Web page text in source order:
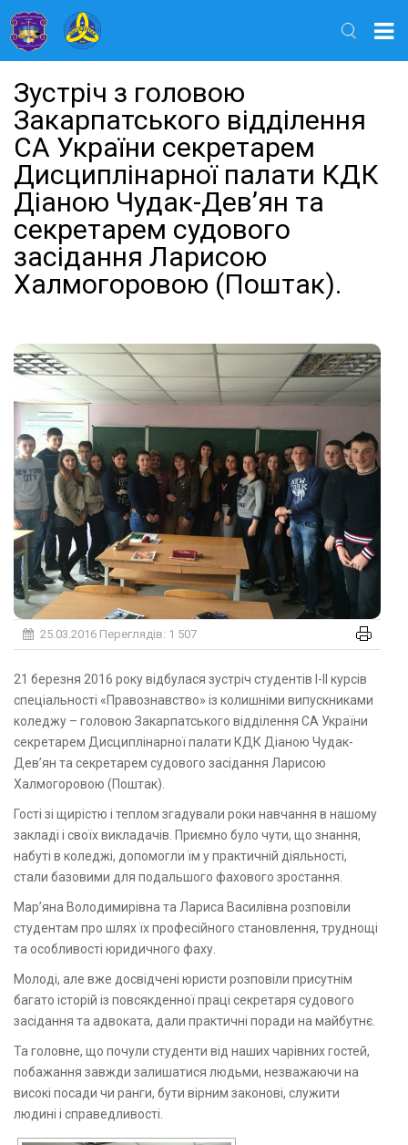
Зустріч з головою
Закарпатського відділення
СА України секретарем
Дисциплінарної палати КДК
Діаною Чудак-Дев’ян та
секретарем судового
засідання Ларисою
Халмогоровою (Поштак).
25.03.2016 Переглядів: 1 507
21 березня 2016 року відбулася зустріч студентів І-ІІ курсів
спеціальності «Правознавство» із колишніми випускниками
коледжу – головою Закарпатського відділення СА України
секретарем Дисциплінарної палати КДК Діаною Чудак-
Дев’ян та секретарем судового засідання Ларисою
Халмогоровою (Поштак).
Гості зі щирістю і теплом згадували роки навчання в нашому
закладі і своїх викладачів. Приємно було чути, що знання,
набуті в коледжі, допомогли їм у практичній діяльності,
стали базовими для подальшого фахового зростання.
Мар’яна Володимирівна та Лариса Василівна розповіли
студентам про шлях їх професійного становлення, труднощі
та особливості юридичного фаху.
Молоді, але вже досвідчені юристи розповіли присутнім
багато історій із повсякденної праці секретаря судового
засідання та адвоката, дали практичні поради на майбутнє.
Та головне, що почули студенти від наших чарівних гостей,
побажання завжди залишатися людьми, незважаючи на
високі посади чи ранги, бути вірним законові, служити
людині і справедливості.